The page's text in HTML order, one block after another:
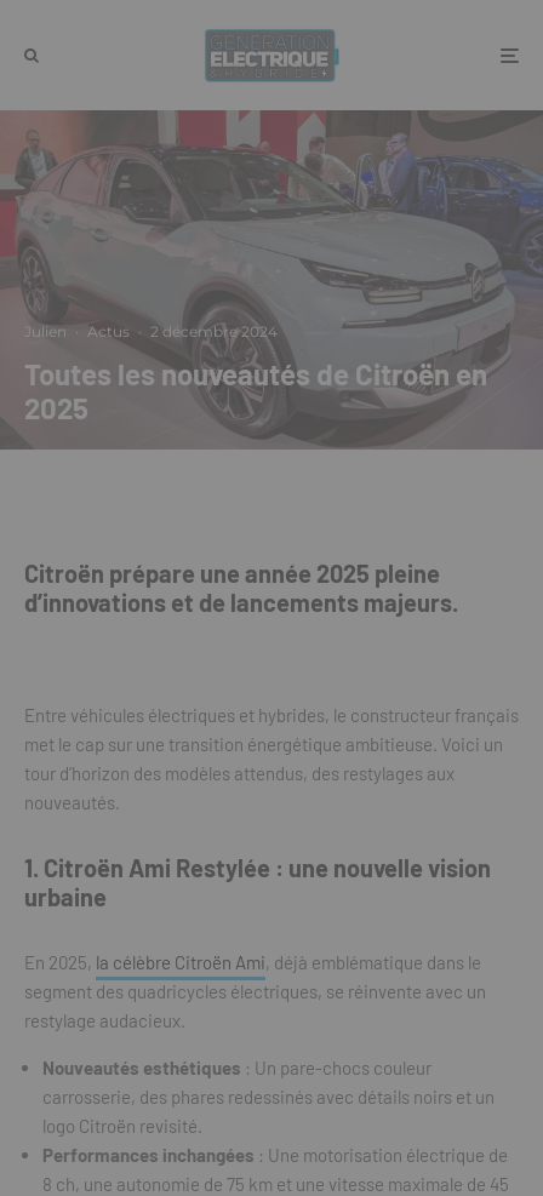
Julien · Actus · 2 décembre 2024
Toutes les nouveautés de Citroën en
2025
Citroën prépare une année 2025 pleine
d’innovations et de lancements majeurs.
Entre véhicules électriques et hybrides, le constructeur français
met le cap sur une transition énergétique ambitieuse. Voici un
tour d’horizon des modèles attendus, des restylages aux
nouveautés.
1. Citroën Ami Restylée : une nouvelle vision
urbaine
En 2025, la célèbre Citroën Ami, déjà emblématique dans le
segment des quadricycles électriques, se réinvente avec un
restylage audacieux.
Nouveautés esthétiques : Un pare-chocs couleur
carrosserie, des phares redessinés avec détails noirs et un
logo Citroën revisité.
Performances inchangées : Une motorisation électrique de
8 ch, une autonomie de 75 km et une vitesse maximale de 45